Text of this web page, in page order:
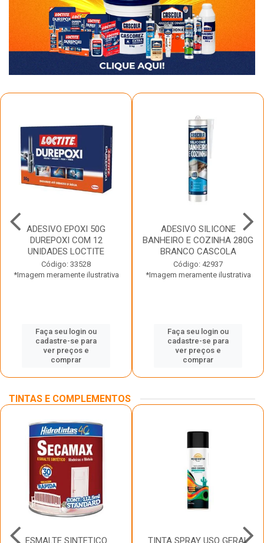
ADESIVO EPOXI 50G
DUREPOXI COM 12
UNIDADES LOCTITE
Código: 33528
*Imagem meramente ilustrativa
Faça seu login ou
cadastre-se para
ver preços e
comprar
ADESIVO SILICONE
BANHEIRO E COZINHA 280G
BRANCO CASCOLA
Código: 42937
*Imagem meramente ilustrativa
Faça seu login ou
cadastre-se para
ver preços e
comprar
TINTAS E COMPLEMENTOS
ESMALTE SINTETICO TINTA SPRAY USO GERAL